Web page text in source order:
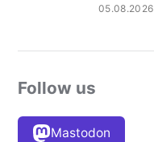
05.08.2026
Follow us
Mastodon